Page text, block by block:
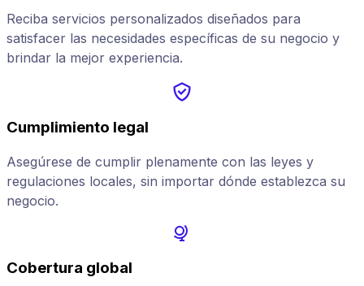
Reciba servicios personalizados diseñados para
satisfacer las necesidades específicas de su negocio y
brindar la mejor experiencia.
Cumplimiento legal
Asegúrese de cumplir plenamente con las leyes y
regulaciones locales, sin importar dónde establezca su
negocio.
Cobertura global